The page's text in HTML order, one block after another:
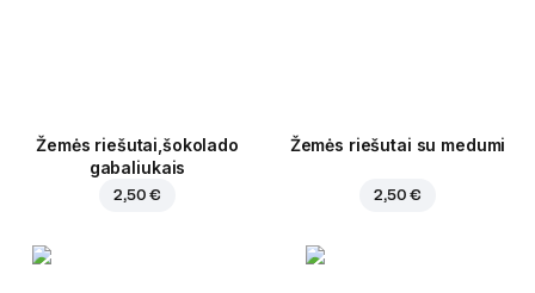
Žemės riešutai,šokolado
gabaliukais
2,50 €
Žemės riešutai su medumi
2,50 €